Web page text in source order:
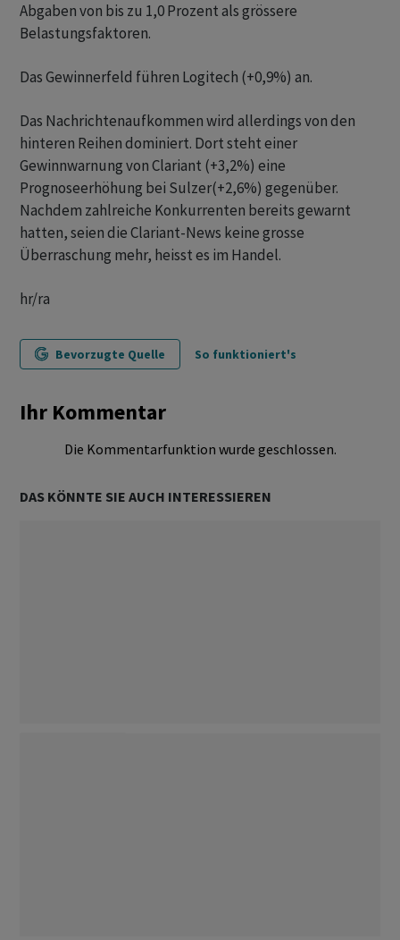
Abgaben von bis zu 1,0 Prozent als grössere
Belastungsfaktoren.
Das Gewinnerfeld führen Logitech (+0,9%) an.
Das Nachrichtenaufkommen wird allerdings von den
hinteren Reihen dominiert. Dort steht einer
Gewinnwarnung von Clariant (+3,2%) eine
Prognoseerhöhung bei Sulzer(+2,6%) gegenüber.
Nachdem zahlreiche Konkurrenten bereits gewarnt
hatten, seien die Clariant-News keine grosse
Überraschung mehr, heisst es im Handel.
hr/ra
Bevorzugte Quelle So funktioniert's
Ihr Kommentar
Die Kommentarfunktion wurde geschlossen.
DAS KÖNNTE SIE AUCH INTERESSIEREN